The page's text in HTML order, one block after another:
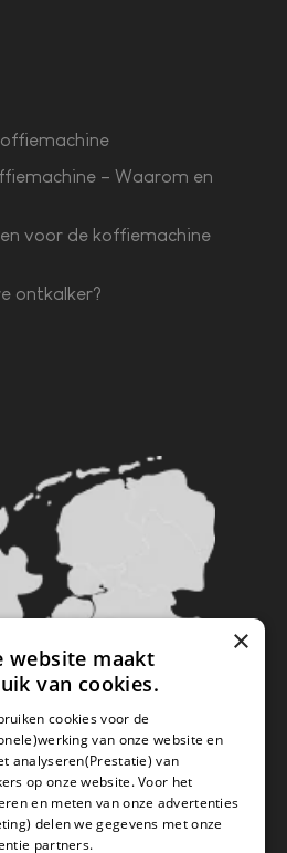
– Waarom en
voor de koffiemachine
ontkalker?
×
website maakt
van cookies.
cookies voor de
van onze website en
analyseren(Prestatie) van
op onze website. Voor het
en meten van onze advertenties
delen we gegevens met onze
partners.